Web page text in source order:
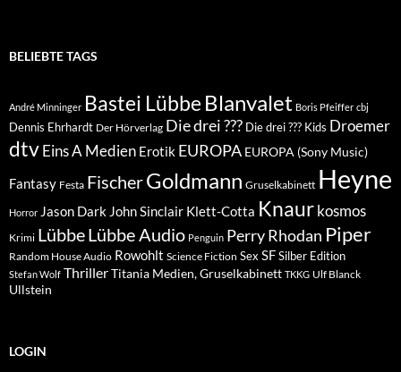
BELIEBTE TAGS
André Minninger Bastei Lübbe Blanvalet Boris Pfeiffer cbj
Dennis Ehrhardt Der Hörverlag Die drei ??? Die drei ??? Kids Droemer
dtvEins A Medien Erotik EUROPA EUROPA (Sony Music)
Fantasy Festa FischerGoldmann Gruselkabinett Heyne
Horror Jason Dark John Sinclair Klett-Cotta Knaur kosmos
Krimi LübbeLübbe Audio Penguin Perry Rhodan Piper
Random House Audio Rowohlt Science Fiction Sex SFSilber Edition
Stefan Wolf ThrillerTitania Medien, Gruselkabinett TKKG Ulf Blanck
Ullstein
LOGIN